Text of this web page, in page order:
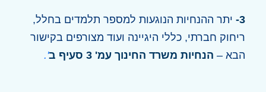
3- יתר ההנחיות הנוגעות למספר תלמדים בחלל,
ריחוק חברתי, כללי היגיינה ועוד מצורפים בקישור
הבא – הנחיות משרד החינוך עמ' 3 סעיף ב '.